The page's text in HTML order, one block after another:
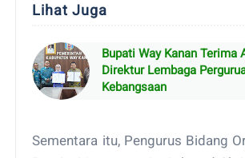
Lihat Juga
Bupati Way Kanan Terima
Direktur Lembaga
Kebangsaan
Sementara itu, Pengurus Bidang